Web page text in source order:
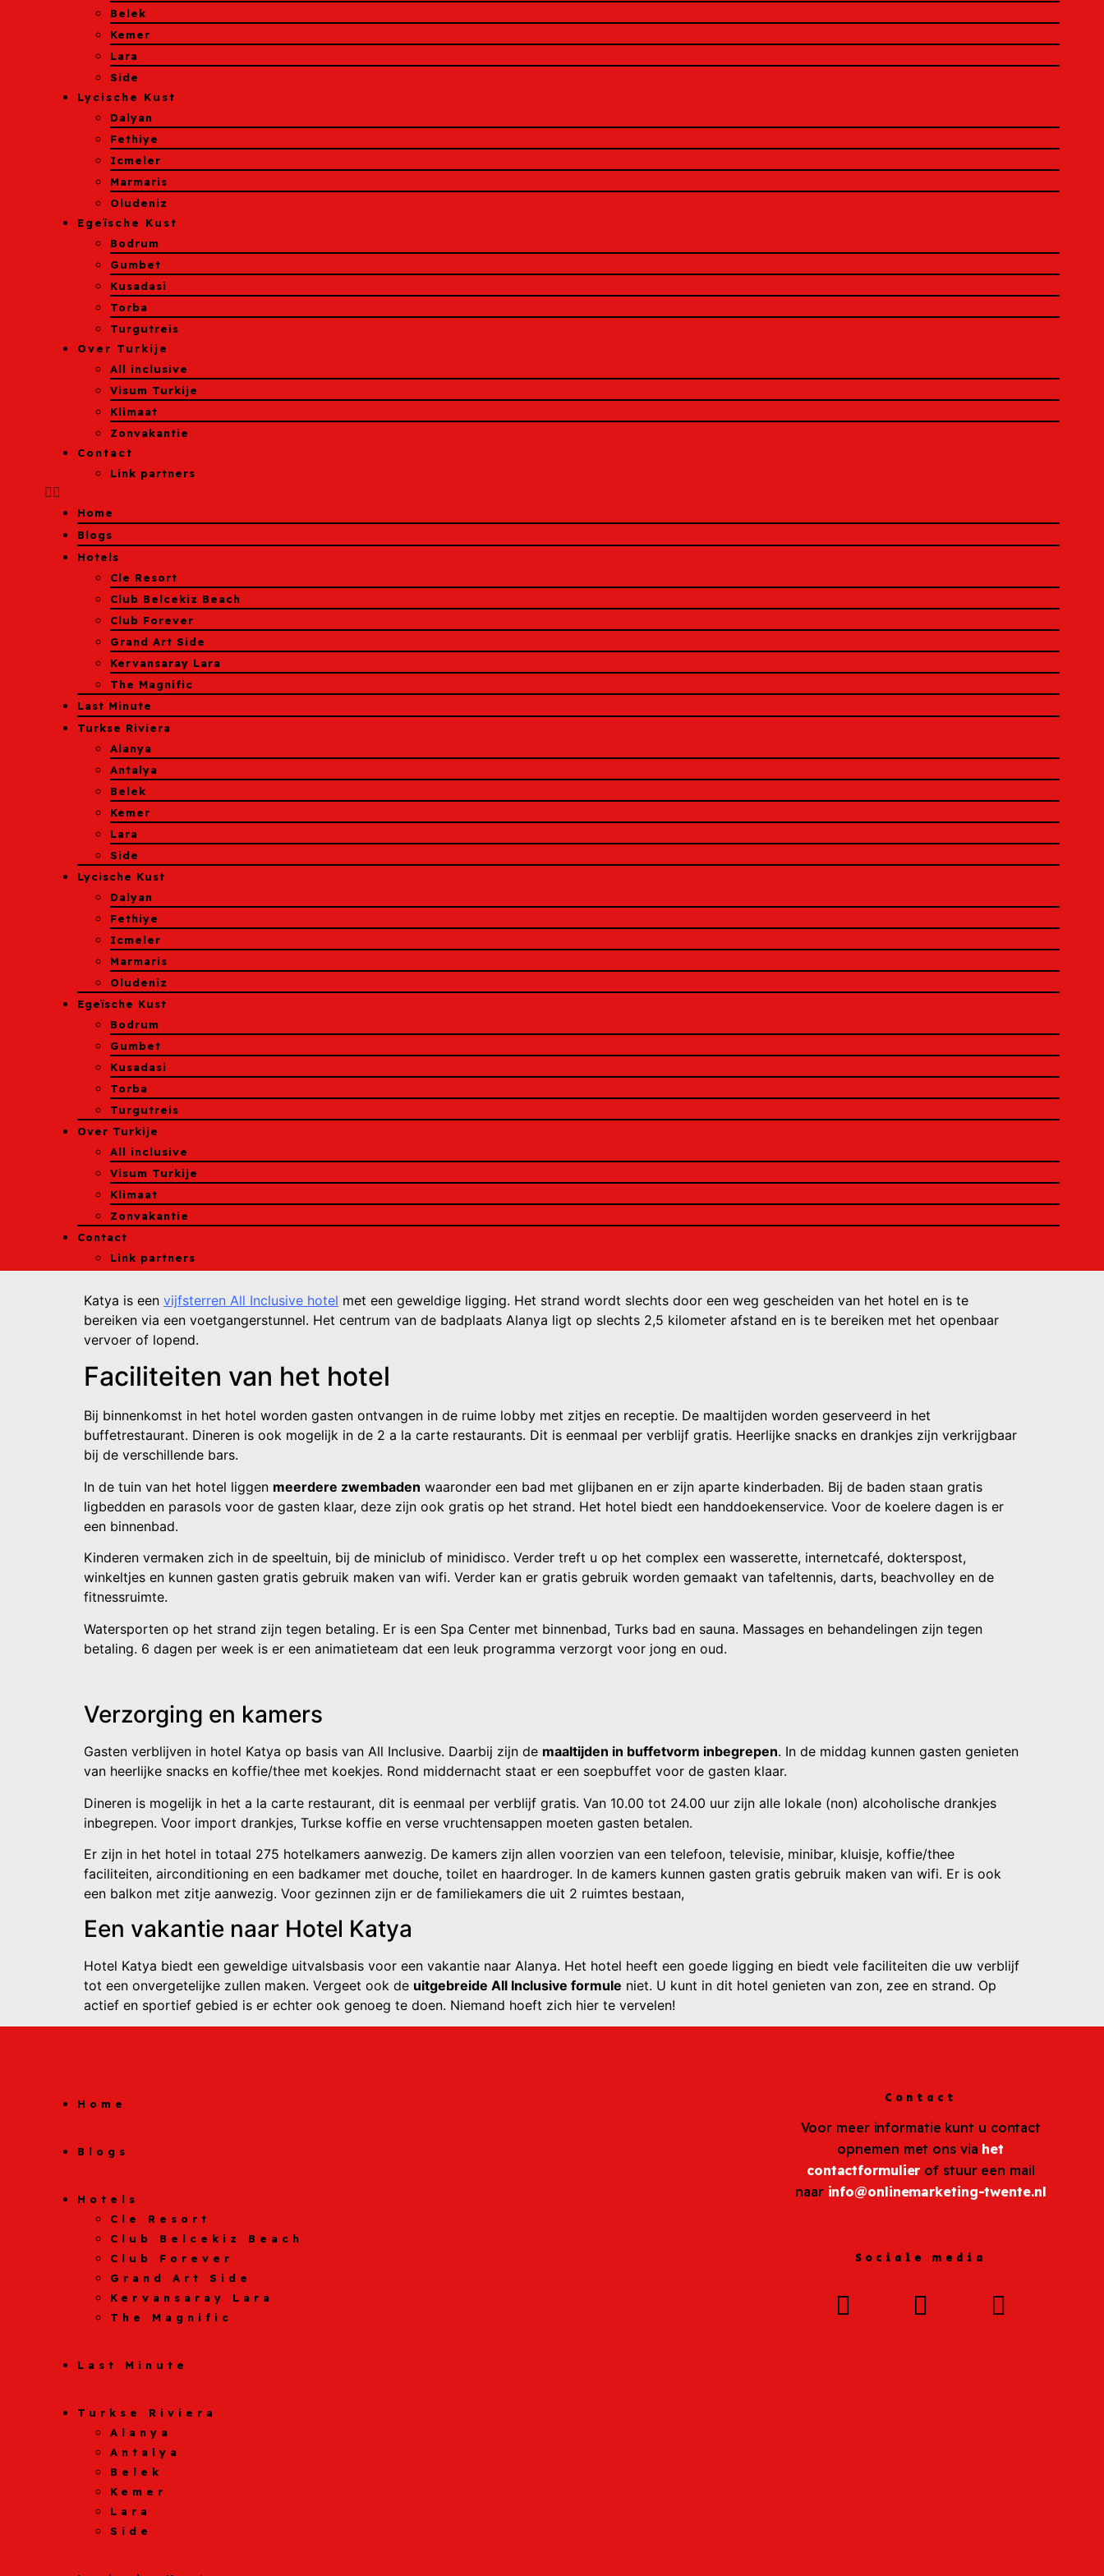
Belek
Kemer
Lara
Side
Lycische Kust
Dalyan
Fethiye
Icmeler
Marmaris
Oludeniz
Egeïsche Kust
Bodrum
Gumbet
Kusadasi
Torba
Turgutreis
Over Turkije
All inclusive
Visum Turkije
Klimaat
Zonvakantie
Contact
Link partners
Home
Blogs
Hotels
Cle Resort
Club Belcekiz Beach
Club Forever
Grand Art Side
Kervansaray Lara
The Magnific
Last Minute
Turkse Riviera
Alanya
Antalya
Belek
Kemer
Lara
Side
Lycische Kust
Dalyan
Fethiye
Icmeler
Marmaris
Oludeniz
Egeïsche Kust
Bodrum
Gumbet
Kusadasi
Torba
Turgutreis
Over Turkije
All inclusive
Visum Turkije
Klimaat
Zonvakantie
Contact
Link partners
Katya is een vijfsterren All Inclusive hotel met een geweldige ligging. Het strand wordt slechts door een weg gescheiden van het hotel en is te
bereiken via een voetgangerstunnel. Het centrum van de badplaats Alanya ligt op slechts 2,5 kilometer afstand en is te bereiken met het openbaar
vervoer of lopend.
Faciliteiten van het hotel
Bij binnenkomst in het hotel worden gasten ontvangen in de ruime lobby met zitjes en receptie. De maaltijden worden geserveerd in het
buffetrestaurant. Dineren is ook mogelijk in de 2 a la carte restaurants. Dit is eenmaal per verblijf gratis. Heerlijke snacks en drankjes zijn verkrijgbaar
bij de verschillende bars.
In de tuin van het hotel liggen meerdere zwembaden waaronder een bad met glijbanen en er zijn aparte kinderbaden. Bij de baden staan gratis
ligbedden en parasols voor de gasten klaar, deze zijn ook gratis op het strand. Het hotel biedt een handdoekenservice. Voor de koelere dagen is er
een binnenbad.
Kinderen vermaken zich in de speeltuin, bij de miniclub of minidisco. Verder treft u op het complex een wasserette, internetcafé, dokterspost,
winkeltjes en kunnen gasten gratis gebruik maken van wifi. Verder kan er gratis gebruik worden gemaakt van tafeltennis, darts, beachvolley en de
fitnessruimte.
Watersporten op het strand zijn tegen betaling. Er is een Spa Center met binnenbad, Turks bad en sauna. Massages en behandelingen zijn tegen
betaling. 6 dagen per week is er een animatieteam dat een leuk programma verzorgt voor jong en oud.
Verzorging en kamers
Gasten verblijven in hotel Katya op basis van All Inclusive. Daarbij zijn de maaltijden in buffetvorm inbegrepen. In de middag kunnen gasten genieten
van heerlijke snacks en koffie/thee met koekjes. Rond middernacht staat er een soepbuffet voor de gasten klaar.
Dineren is mogelijk in het a la carte restaurant, dit is eenmaal per verblijf gratis. Van 10.00 tot 24.00 uur zijn alle lokale (non) alcoholische drankjes
inbegrepen. Voor import drankjes, Turkse koffie en verse vruchtensappen moeten gasten betalen.
Er zijn in het hotel in totaal 275 hotelkamers aanwezig. De kamers zijn allen voorzien van een telefoon, televisie, minibar, kluisje, koffie/thee
faciliteiten, airconditioning en een badkamer met douche, toilet en haardroger. In de kamers kunnen gasten gratis gebruik maken van wifi. Er is ook
een balkon met zitje aanwezig. Voor gezinnen zijn er de familiekamers die uit 2 ruimtes bestaan,
Een vakantie naar Hotel Katya
Hotel Katya biedt een geweldige uitvalsbasis voor een vakantie naar Alanya. Het hotel heeft een goede ligging en biedt vele faciliteiten die uw verblijf
tot een onvergetelijke zullen maken. Vergeet ook de uitgebreide All Inclusive formule niet. U kunt in dit hotel genieten van zon, zee en strand. Op
actief en sportief gebied is er echter ook genoeg te doen. Niemand hoeft zich hier te vervelen!
Home
Blogs
Hotels
Cle Resort
Club Belcekiz Beach
Club Forever
Grand Art Side
Kervansaray Lara
The Magnific
Last Minute
Turkse Riviera
Alanya
Antalya
Belek
Kemer
Lara
Side
Contact
Voor meer informatie kunt u contact
opnemen met ons via het
contactformulier of stuur een mail
naar info@onlinemarketing-twente.nl
Sociale media